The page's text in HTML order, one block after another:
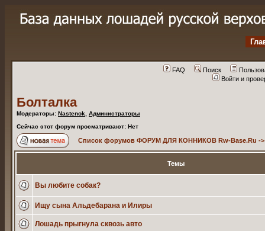
FAQ Поиск
Войти и
Болталка
Модераторы: Nastenok
Администраторы
Сейчас этот форум просматривают: Нет
Список форумов ФОРУМ ДЛЯ КОННИКОВ Rw-Base.Ru -
Темы
Вы любите собак?
Ищу сына Альдебарана и Илиры
Лошадь прыгнула сквозь авто